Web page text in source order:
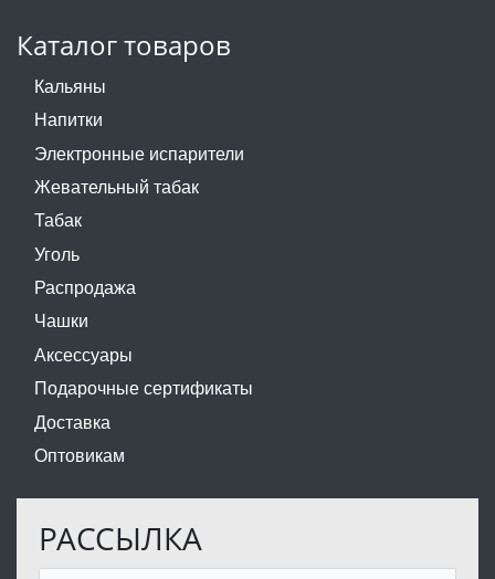
Каталог товаров
Кальяны
Напитки
Электронные испарители
Жевательный табак
Табак
Уголь
Распродажа
Чашки
Аксессуары
Подарочные сертификаты
Доставка
Оптовикам
РАССЫЛКА